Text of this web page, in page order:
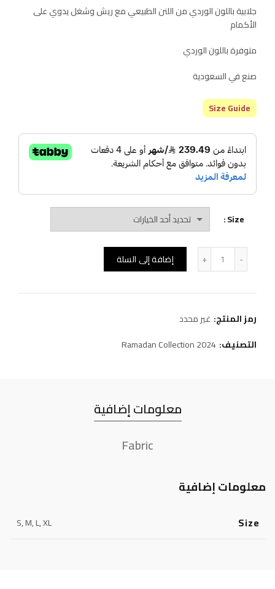
جلابية باللون الوردي من اللنن الطبيعي مع ريش وشغل يدوي على
الأكمام
متوفرة باللون الوردي
صنع في السعودية
Size Guide
Size
كمية جلابية(B19) إضافة إلى السلة
رمز المنتج: غير محدد
التصنيف: Ramadan Collection 2024
معلومات إضافية
Fabric
معلومات إضافية
Size
S, M, L, XL